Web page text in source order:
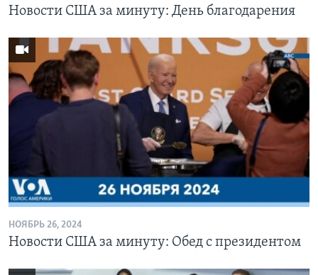
Новости США за минуту: День благодарения
НОЯБРЬ 26, 2024
Новости США за минуту: Обед с президентом